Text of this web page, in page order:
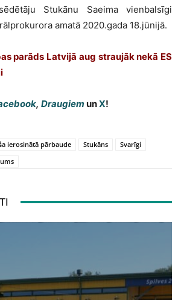
Stukānu Saeima vienbalsīgi
amatā 2020.gada 18.jūnijā.
parāds Latvijā aug straujāk nekā ES
, Draugiem unX!
ierosinātā pārbaude Stukāns
Svarīgi